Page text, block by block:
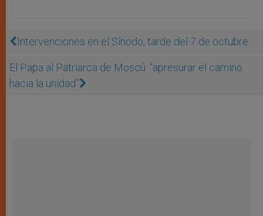
Intervenciones en el Sínodo, tarde del 7 de octubre
El Papa al Patriarca de Moscú: “apresurar el camino
hacia la unidad”